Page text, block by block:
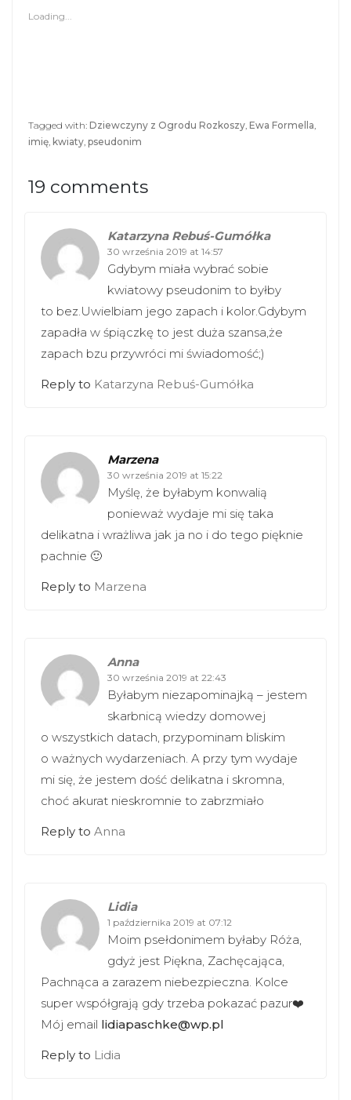
s
h
t
e
p
e
n
n
e
w
n
d
o
w
)
e
o
O
p
n
n
e
i
n
d
o
w
)
Loading...
Tagged with: Dziewczyny z Ogrodu Rozkoszy Ewa Formella
imię kwiaty pseudonim
19 comments
Katarzyna Rebuś-Gumółka
30 września 2019 at 14:57
Gdybym miała wybrać sobie
kwiatowy pseudonim to byłby
to bez.Uwielbiam jego zapach i kolor.Gdybym
zapadła w śpiączkę to jest duża szansa,że
zapach bzu przywróci mi świadomość;)
Reply to Katarzyna Rebuś-Gumółka
Marzena
30 września 2019 at 15:22
Myślę, że byłabym konwalią
ponieważ wydaje mi się taka
delikatna i wrażliwa jak ja no i do tego pięknie
pachnie 🙂
Reply to Marzena
Anna
30 września 2019 at 22:43
Byłabym niezapominajką – jestem
skarbnicą wiedzy domowej
o wszystkich datach, przypominam bliskim
o ważnych wydarzeniach. A przy tym wydaje
mi się, że jestem dość delikatna i skromna,
choć akurat nieskromnie to zabrzmiało
Reply to Anna
Lidia
1 października 2019 at 07:12
Moim psełdonimem byłaby Róża,
gdyż jest Piękna, Zachęcająca,
Pachnąca a zarazem niebezpieczna. Kolce
super współgrają gdy trzeba pokazać pazur❤️
Mój email lidiapaschke@wp.pl
Reply to Lidia